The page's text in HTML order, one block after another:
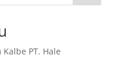
PT. Hale